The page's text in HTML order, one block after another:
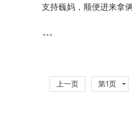
支持巍妈，顺便进来拿
上一页 第1页